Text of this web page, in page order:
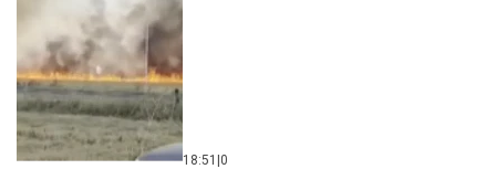
18:51 0